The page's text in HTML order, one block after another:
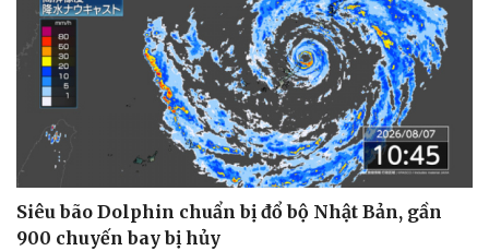
Thể thao
Ô tô - Xe máy
Siêu bão Dolphin chuẩn bị đổ bộ Nhật Bản, gần
900 chuyến bay bị hủy